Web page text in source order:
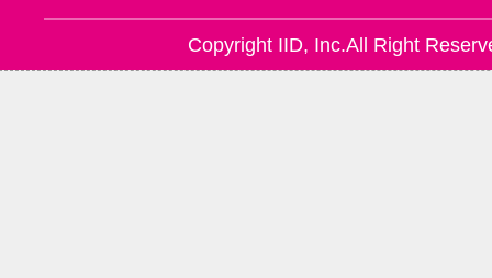
東別院駅(3)
Copyright IID, Inc.All Right